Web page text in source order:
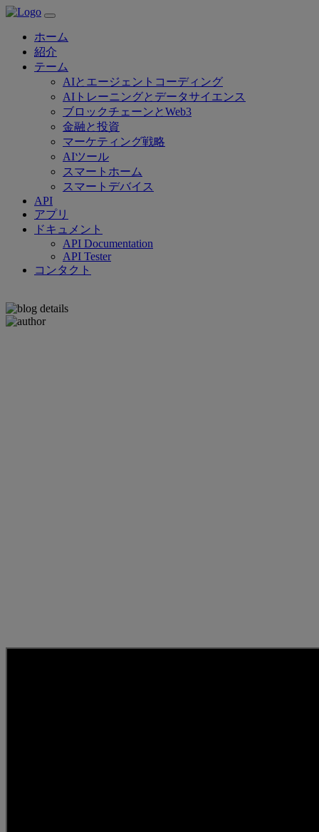
ホーム
紹介
テーム
AIとエージェントコーディング
AIトレーニングとデータサイエンス
ブロックチェーンとWeb3
金融と投資
マーケティング戦略
AIツール
スマートホーム
スマートデバイス
API
アプリ
ドキュメント
API Documentation
API Tester
コンタクト